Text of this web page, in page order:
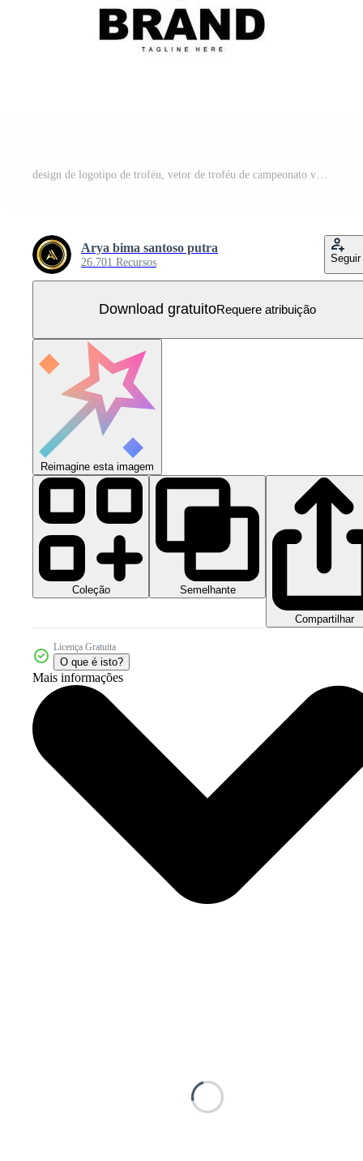
Arya bima santoso putra
26.701 Recursos Seguir
Download gratuitoRequere atribuição
Reimagine esta imagem
Coleção Semelhante
Compartilhar
Licença Gratuita
O que é isto?
Mais informações